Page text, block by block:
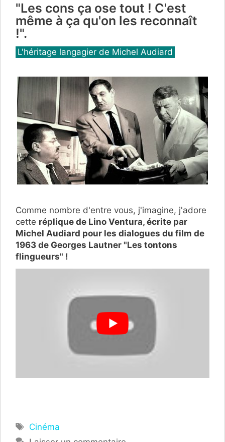
"Les cons ça ose tout ! C'est
même à ça qu'on les reconnaît
!".
Catégories
L'héritage langagier de Michel Audiard
Comme nombre d'entre vous, j'imagine, j'adore
cette réplique de Lino Ventura, écrite par
Michel Audiard pour les dialogues du film de
1963 de Georges Lautner "Les tontons
flingueurs" !
Étiquettes
Cinéma